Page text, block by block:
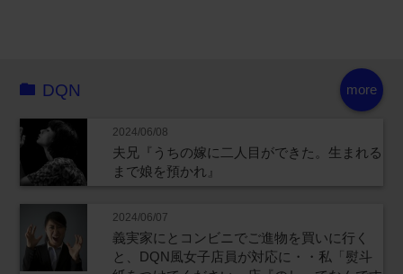
more
DQN
2024/06/08
夫兄『うちの嫁に二人目ができた。生まれる
まで娘を預かれ』
2024/06/07
義実家にとコンビニでご進物を買いに行く
と、DQN風女子店員が対応に・・私「熨斗